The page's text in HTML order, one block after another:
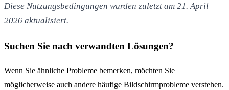
Diese Nutzungsbedingungen wurden zuletzt am 21. April
2026 aktualisiert.
Suchen Sie nach verwandten Lösungen?
Wenn Sie ähnliche Probleme bemerken, möchten Sie
möglicherweise auch andere häufige Bildschirmprobleme verstehen.